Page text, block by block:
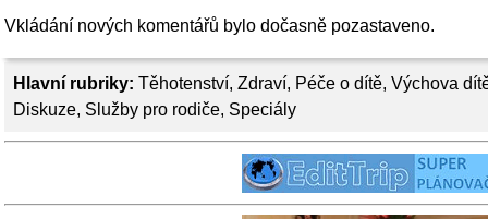
Hlavní rubriky: Těhotenství, Zdraví, Péče o dítě, Výchova
Diskuze, Služby pro rodiče, Speciály
Vkládání nových komentářů bylo dočasně pozastaveno.